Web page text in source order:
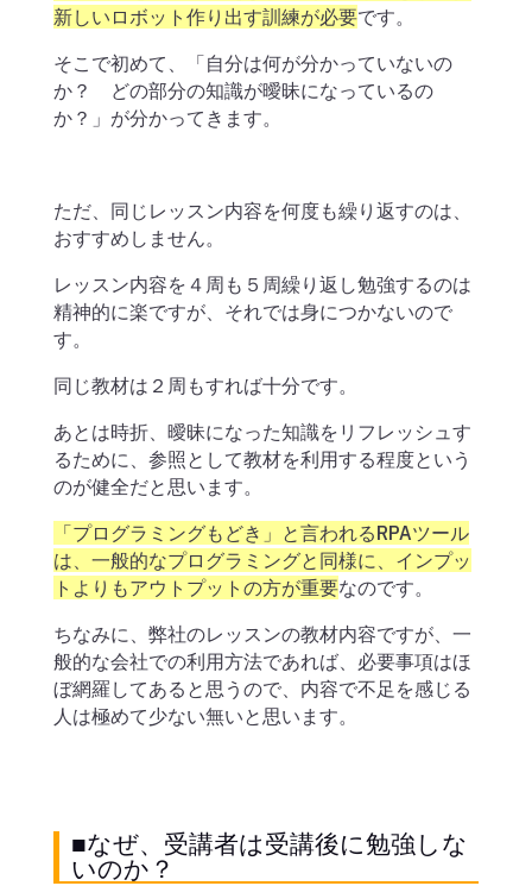
新しいロボット作り出す訓練が必要です。
そこで初めて、「自分は何が分かっていないの
か？ どの部分の知識が曖昧になっているの
か？」が分かってきます。
ただ、同じレッスン内容を何度も繰り返すのは、
おすすめしません。
レッスン内容を４周も５周繰り返し勉強するのは
精神的に楽ですが、それでは身につかないので
す。
同じ教材は２周もすれば十分です。
あとは時折、曖昧になった知識をリフレッシュす
るために、参照として教材を利用する程度という
のが健全だと思います。
「プログラミングもどき」と言われるRPAツール
は、一般的なプログラミングと同様に、インプッ
トよりもアウトプットの方が重要なのです。
ちなみに、弊社のレッスンの教材内容ですが、一
般的な会社での利用方法であれば、必要事項はほ
ぼ網羅してあると思うので、内容で不足を感じる
人は極めて少ない無いと思います。
■なぜ、受講者は受講後に勉強しな
いのか？